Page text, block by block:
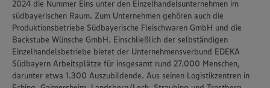
2024 die Nummer Eins unter den Einzelhandelsunternehmen im
südbayerischen Raum. Zum Unternehmen gehören auch die
Produktionsbetriebe Südbayerische Fleischwaren GmbH und die
Backstube Wünsche GmbH. Einschließlich der selbständigen
Einzelhandelsbetriebe bietet der Unternehmensverbund EDEKA
Südbayern Arbeitsplätze für insgesamt rund 27.000 Menschen,
darunter etwa 1.300 Auszubildende. Aus seinen Logistikzentren in